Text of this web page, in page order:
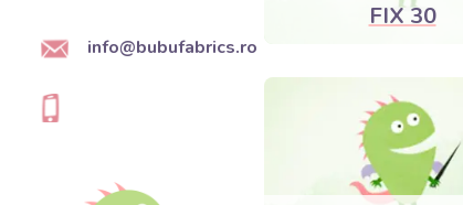
info@bubufabrics.ro
FIX 30